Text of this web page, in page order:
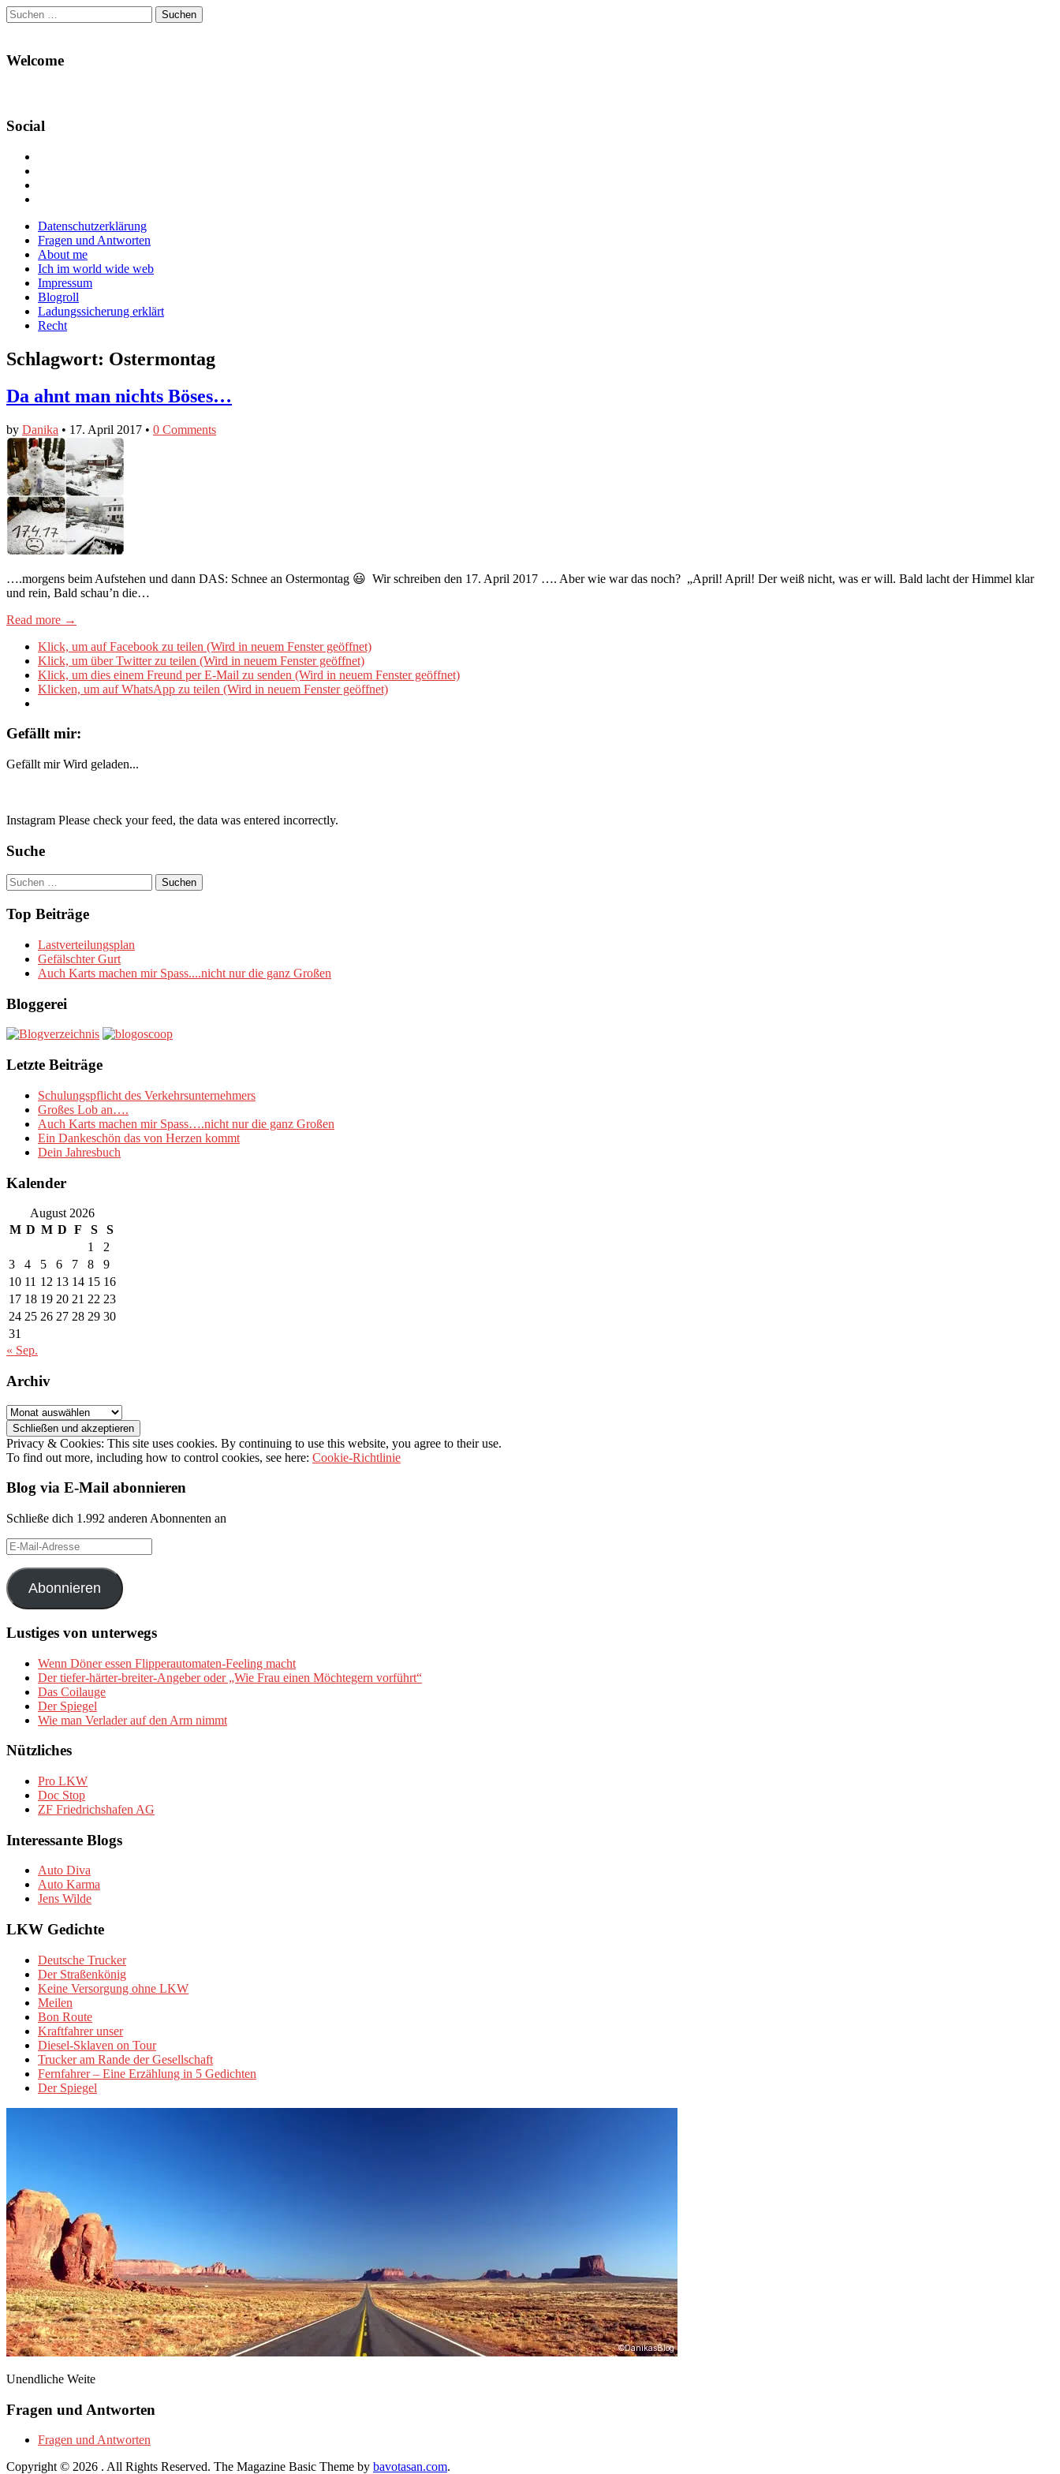
Suchen
nach:
Welcome
Social
Facebook
anzeigen
Twitter
anzeigen
auf
Instagram
anzeigen
Main
menu
Skip
content
Datenschutzerklärung
Fragen und Antworten
About me
Ich im world wide web
Impressum
Blogroll
Ladungssicherung erklärt
Recht
Schlagwort: Ostermontag
Da ahnt man nichts Böses…
by Danika • 17. April 2017 • 0 Comments
….morgens beim Aufstehen und dann DAS: Schnee an Ostermontag 😃 Wir schreiben den 17. April 2017 …. Aber wie war das noch? „April! April! Der weiß nicht, was er will. Bald lacht der Himmel klar
und rein, Bald schau’n die…
Read more →
Klick, um auf Facebook zu teilen (Wird in neuem Fenster geöffnet)
Klick, um über Twitter zu teilen (Wird in neuem Fenster geöffnet)
Klick, um dies einem Freund per E-Mail zu senden (Wird in neuem Fenster geöffnet)
Klicken, um auf WhatsApp zu teilen (Wird in neuem Fenster geöffnet)
Gefällt mir:
Gefällt mir Wird geladen...
Instagram Please check your feed, the data was entered incorrectly.
Suche
Suchen
nach:
Top Beiträge
Lastverteilungsplan
Gefälschter Gurt
Auch Karts machen mir Spass....nicht nur die ganz Großen
Bloggerei
Letzte Beiträge
Schulungspflicht des Verkehrsunternehmers
Großes Lob an….
Auch Karts machen mir Spass….nicht nur die ganz Großen
Ein Dankeschön das von Herzen kommt
Dein Jahresbuch
Kalender
August 2026
M D M D F S
S
1
2
3
4 5 6 7 8
9
10 11 12 13 14 15 16
17 18 19 20 21 22 23
24 25 26 27 28 29 30
31
« Sep.
Archiv
Archiv
Privacy & Cookies: This site uses cookies. By continuing to use this website, you agree to their use.
To find out more, including how to control cookies, see here: Cookie-Richtlinie
Blog via E-Mail abonnieren
Schließe dich 1.992 anderen Abonnenten an
E-
Mail-
Adresse
Abonnieren
Lustiges von unterwegs
Wenn Döner essen Flipperautomaten-Feeling macht
Der tiefer-härter-breiter-Angeber oder „Wie Frau einen Möchtegern vorführt“
Das Coilauge
Der Spiegel
Wie man Verlader auf den Arm nimmt
Nützliches
Pro LKW
Doc Stop
ZF Friedrichshafen AG
Interessante Blogs
Auto Diva
Auto Karma
Jens Wilde
LKW Gedichte
Deutsche Trucker
Der Straßenkönig
Keine Versorgung ohne LKW
Meilen
Bon Route
Kraftfahrer unser
Diesel-Sklaven on Tour
Trucker am Rande der Gesellschaft
Fernfahrer – Eine Erzählung in 5 Gedichten
Der Spiegel
Unendliche Weite
Fragen und Antworten
Fragen und Antworten
Copyright © 2026 . All Rights Reserved. The Magazine Basic Theme by bavotasan.com.